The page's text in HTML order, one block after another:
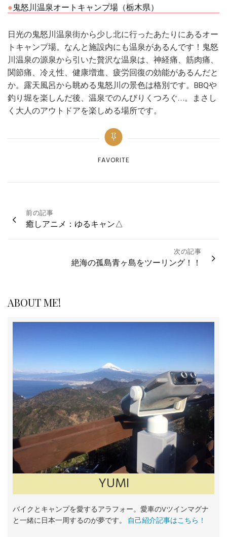
鬼怒川温泉オートキャンプ場（栃木県）
日光の鬼怒川温泉街から少し北に行ったあたりにあるオー
トキャンプ場。なんと施設内にも温泉があるんです！鬼怒
川温泉の源泉から引いた贅沢な温泉は、神経痛、筋肉痛、
関節痛、冷え性、健康増進、疲労回復の効能があるんだと
か。露天風呂から眺める鬼怒川の景色は格別です。BBQや
釣り堀を楽しんだ後、温泉でのんびりくつろぐ…。まさし
く大人のアウトドアを楽しめる場所です。
Categories
FAVORITE
投
稿
ョ
ン
前の記事
癒しアニメ：ゆるキャン△
次の記事
絶海の孤島青ヶ島をツーリング！！
ABOUT ME!
YUMI
バイクとキャンプを愛するアラフォー。愛車のVツインマグナ
と一緒に日本一周するのが夢です。 自己紹介記事はこちら！